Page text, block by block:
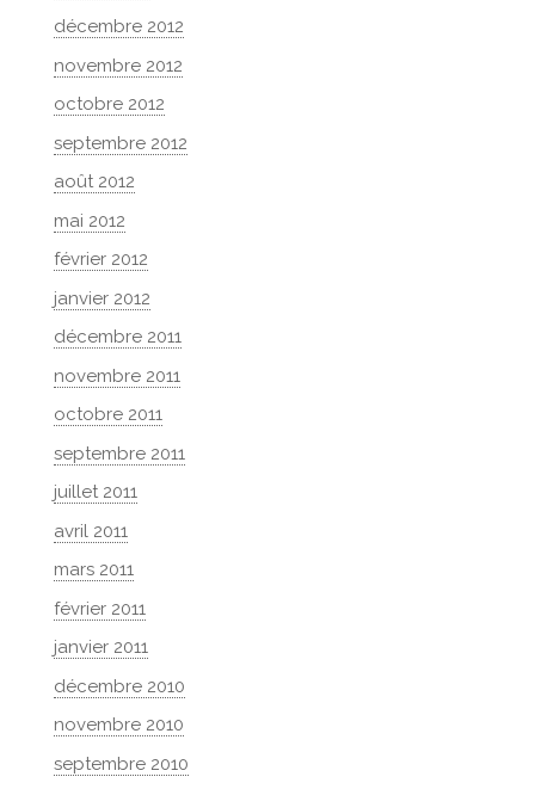
décembre 2012
novembre 2012
octobre 2012
septembre 2012
août 2012
mai 2012
février 2012
janvier 2012
décembre 2011
novembre 2011
octobre 2011
septembre 2011
juillet 2011
avril 2011
mars 2011
février 2011
janvier 2011
décembre 2010
novembre 2010
septembre 2010